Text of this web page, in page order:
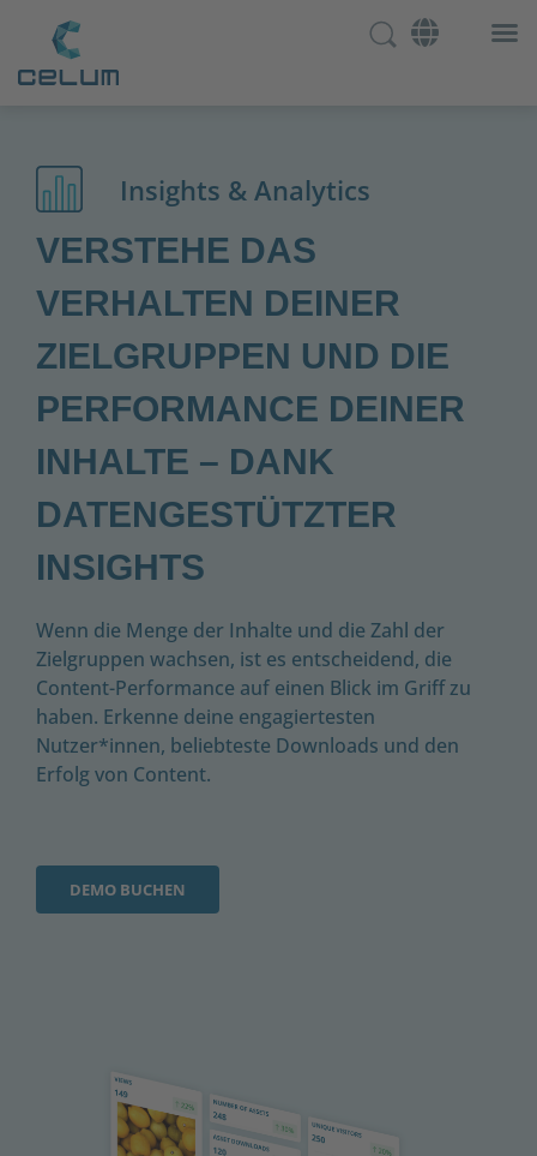
Insights & Analytics
VERSTEHE DAS
VERHALTEN DEINER
ZIELGRUPPEN UND DIE
PERFORMANCE DEINER
INHALTE – DANK
DATENGESTÜTZTER
INSIGHTS
Wenn die Menge der Inhalte und die Zahl der
Zielgruppen wachsen, ist es entscheidend, die
Content-Performance auf einen Blick im Griff zu
haben. Erkenne deine engagiertesten
Nutzer*innen, beliebteste Downloads und den
Erfolg von Content.
DEMO BUCHEN